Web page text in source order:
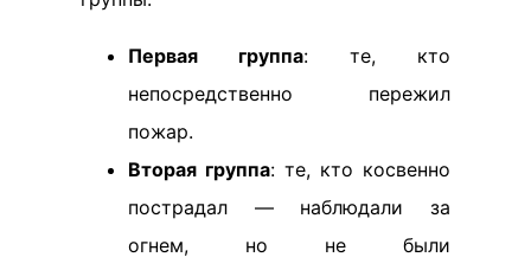
Первая группа: те, кто
непосредственно пережил
пожар.
Вторая группа: те, кто косвенно
пострадал — наблюдали за
огнем, но не были